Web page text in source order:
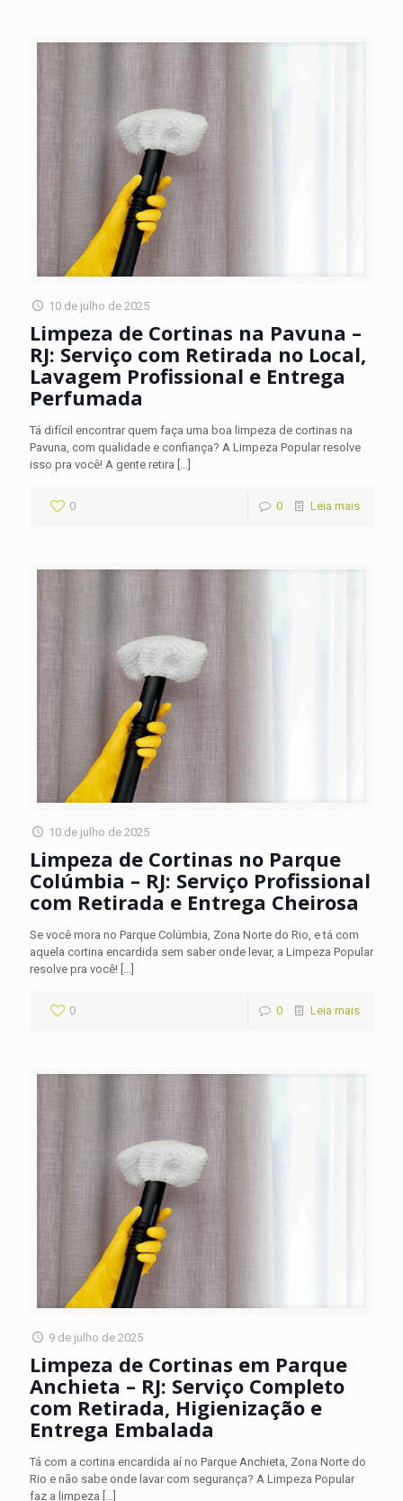
10 de julho de 2025
Limpeza de Cortinas na Pavuna –
RJ: Serviço com Retirada no Local,
Lavagem Profissional e Entrega
Perfumada
Tá difícil encontrar quem faça uma boa limpeza de cortinas na
Pavuna, com qualidade e confiança? A Limpeza Popular resolve
isso pra você! A gente retira […]
0 0 Leia mais
10 de julho de 2025
Limpeza de Cortinas no Parque
Colúmbia – RJ: Serviço Profissional
com Retirada e Entrega Cheirosa
Se você mora no Parque Colúmbia, Zona Norte do Rio, e tá com
aquela cortina encardida sem saber onde levar, a Limpeza Popular
resolve pra você! […]
0 0 Leia mais
9 de julho de 2025
Limpeza de Cortinas em Parque
Anchieta – RJ: Serviço Completo
com Retirada, Higienização e
Entrega Embalada
Tá com a cortina encardida aí no Parque Anchieta, Zona Norte do
Rio e não sabe onde lavar com segurança? A Limpeza Popular
faz a limpeza […]